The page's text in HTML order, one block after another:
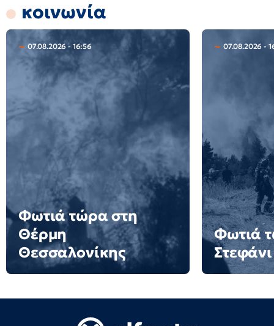
κοινωνία
07.08.2026 - 16:56
Φωτιά τώρα στη
Θέρμη
Θεσσαλονίκης
07.08.2026 -
Φωτιά